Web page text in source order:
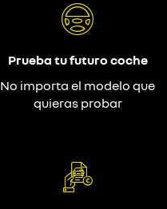
Prueba tu futuro coche
No importa el modelo que
quieras probar